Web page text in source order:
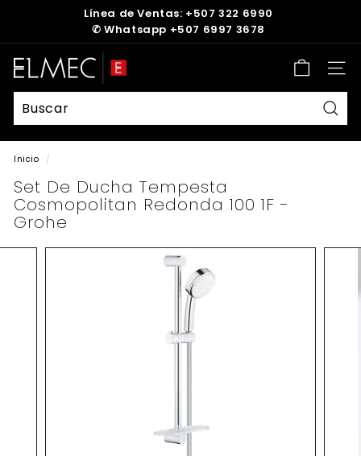
diapositivas
pausa
Línea de Ventas: +507 322 6990
✆ Whatsapp +507 6997 3678
E
L
M
E
C
Inicio /
Set De Ducha Tempesta
Cosmopolitan Redonda 100 1F -
Grohe